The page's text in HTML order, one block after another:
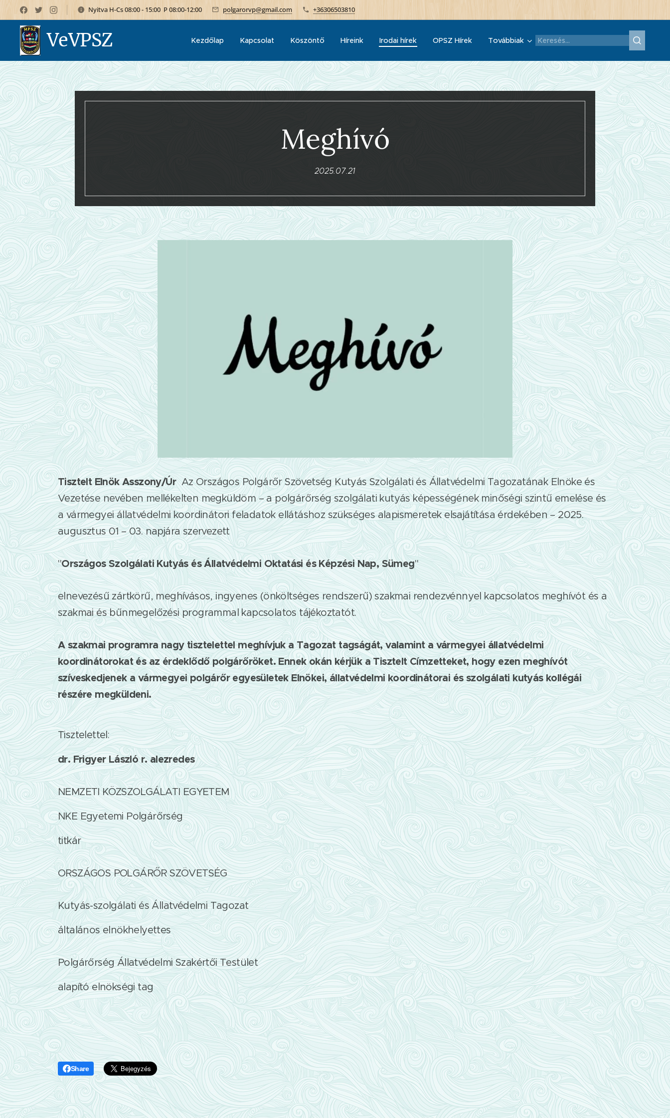
Nyitva H-Cs 08:00 - 15:00 P 08:00-12:00 polgarorvp@gmail.com +36306503810
VeVPSZ Kezdőlap Kapcsolat Köszöntő Híreink Irodai hírek OPSZ Hírek Továbbiak
Meghívó
2025.07.21
Tisztelt Elnök Asszony/ÚrAz Országos Polgárőr Szövetség Kutyás Szolgálati és Állatvédelmi Tagozatának Elnöke és
Vezetése nevében mellékelten megküldöm – a polgárőrség szolgálati kutyás képességének minőségi szintű emelése és
a vármegyei állatvédelmi koordinátori feladatok ellátáshoz szükséges alapismeretek elsajátítása érdekében – 2025.
augusztus 01 – 03. napjára szervezett
"Országos Szolgálati Kutyás és Állatvédelmi Oktatási és Képzési Nap, Sümeg"
elnevezésű zártkörű, meghívásos, ingyenes (önköltséges rendszerű) szakmai rendezvénnyel kapcsolatos meghívót és a
szakmai és bűnmegelőzési programmal kapcsolatos tájékoztatót.
A szakmai programra nagy tisztelettel meghívjuk a Tagozat tagságát, valamint a vármegyei állatvédelmi
koordinátorokat és az érdeklődő polgárőröket. Ennek okán kérjük a Tisztelt Címzetteket, hogy ezen meghívót
szíveskedjenek a vármegyei polgárőr egyesületek Elnökei, állatvédelmi koordinátorai és szolgálati kutyás kollégái
részére megküldeni.
Tisztelettel:
dr. Frigyer László r. alezredes
NEMZETI KÖZSZOLGÁLATI EGYETEM
NKE Egyetemi Polgárőrség
titkár
ORSZÁGOS POLGÁRŐR SZÖVETSÉG
Kutyás-szolgálati és Állatvédelmi Tagozat
általános elnökhelyettes
Polgárőrség Állatvédelmi Szakértői Testület
alapító elnökségi tag
Share